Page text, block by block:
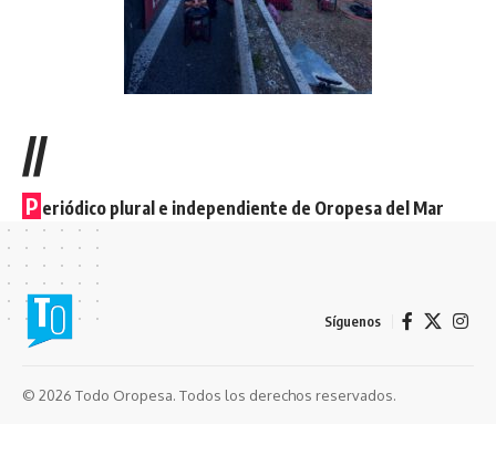
//
P eriódico plural e independiente de Oropesa del Mar
Síguenos
© 2026 Todo Oropesa. Todos los derechos reservados.